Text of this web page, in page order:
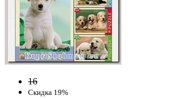
16
Скидка 19%